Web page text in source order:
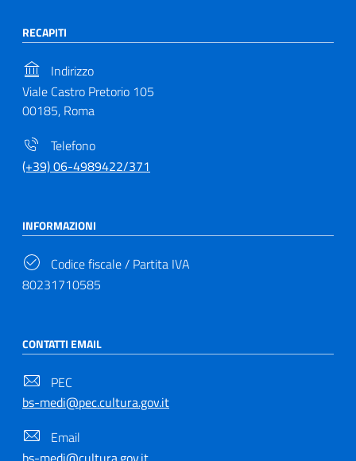
RECAPITI
Indirizzo
Viale Castro Pretorio 105
00185, Roma
Telefono
(+39) 06-4989422/371
INFORMAZIONI
Codice fiscale / Partita IVA
80231710585
CONTATTI EMAIL
PEC
bs-medi@pec.cultura.gov.it
Email